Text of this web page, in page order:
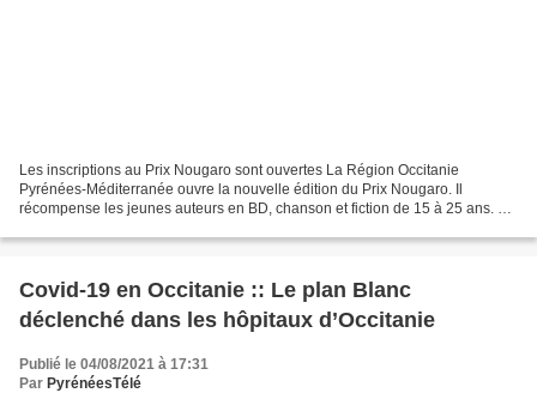
Les inscriptions au Prix Nougaro sont ouvertes La Région Occitanie
Pyrénées-Méditerranée ouvre la nouvelle édition du Prix Nougaro. Il
récompense les jeunes auteurs en BD, chanson et fiction de 15 à 25 ans. Le
Covid-19 en Occitanie :: Le plan Blanc
déclenché dans les hôpitaux d’Occitanie
Publié le 04/08/2021 à 17:31
Par PyrénéesTélé